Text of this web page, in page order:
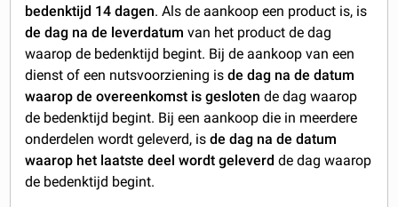
bedenktijd 14 dagen. Als de aankoop een product is, is
de dag na de leverdatum van het product de dag
waarop de bedenktijd begint. Bij de aankoop van een
dienst of een nutsvoorziening isde dag na de datum
waarop de overeenkomst is gesloten de dag waarop
de bedenktijd begint. Bij een aankoop die in meerdere
onderdelen wordt geleverd, isde dag na de datum
waarop het laatste deel wordt geleverd de dag waarop
de bedenktijd begint.